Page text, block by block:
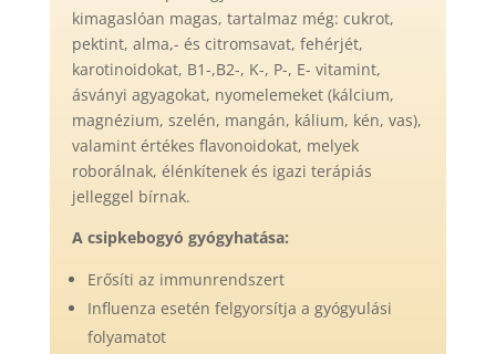
kimagaslóan magas, tartalmaz még: cukrot,
pektint, alma,- és citromsavat, fehérjét,
karotinoidokat, B1-,B2-, K-, P-, E- vitamint,
ásványi agyagokat, nyomelemeket (kálcium,
magnézium, szelén, mangán, kálium, kén, vas),
valamint értékes flavonoidokat, melyek
roborálnak, élénkítenek és igazi terápiás
jelleggel bírnak.
A csipkebogyó gyógyhatása:
Erősíti az immunrendszert
Influenza esetén felgyorsítja a gyógyulási
folyamatot